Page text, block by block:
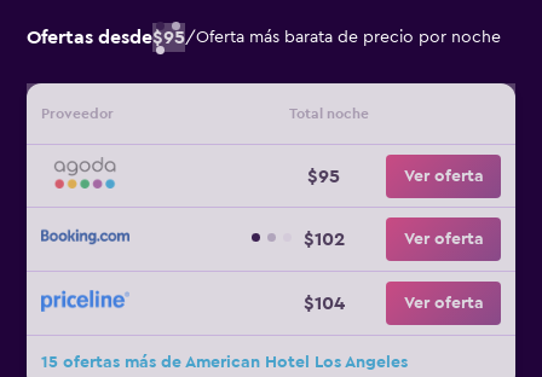
Ofertas desde$95/Oferta más barata de precio por noche
Proveedor Total noche
$95 Ver oferta
$102 Ver oferta
$104 Ver oferta
15 ofertas más de American Hotel Los Angeles